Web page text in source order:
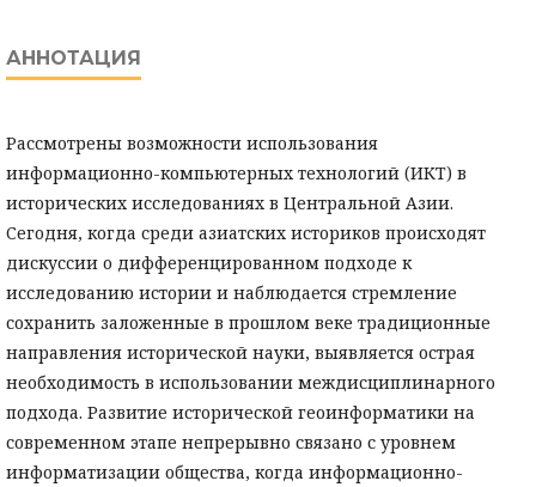
АННОТАЦИЯ
Рассмотрены возможности использования
информационно-компьютерных технологий (ИКТ) в
исторических исследованиях в Центральной Азии.
Сегодня, когда среди азиатских историков происходят
дискуссии о дифференцированном подходе к
исследованию истории и наблюдается стремление
сохранить заложенные в прошлом веке традиционные
направления исторической науки, выявляется острая
необходимость в использовании междисциплинарного
подхода. Развитие исторической геоинформатики на
современном этапе непрерывно связано с уровнем
информатизации общества, когда информационно-